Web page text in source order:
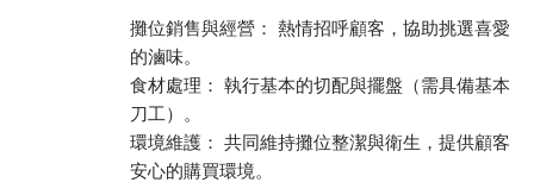
攤位銷售與經營： 熱情招呼顧客，協助挑選喜愛
的滷味。
食材處理： 執行基本的切配與擺盤（需具備基本
刀工）。
環境維護： 共同維持攤位整潔與衛生，提供顧客
安心的購買環境。